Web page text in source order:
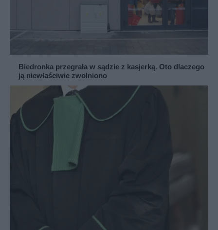
Biedronka przegrała w sądzie z kasjerką. Oto dlaczego
ją niewłaściwie zwolniono